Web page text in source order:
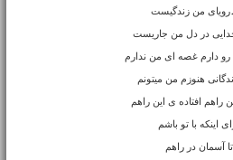
من زندگیست
در دل من جاریست
دارم غصه ای من ندارم
هنوزم من میتونم
راهم افتاده ی این راهم
اینکه با تو باشم
تا آسمان در راهم